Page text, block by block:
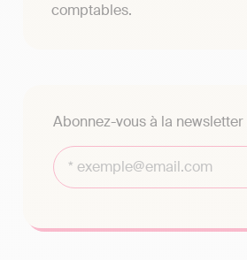
comptables.
Abonnez-vous à la newsletter